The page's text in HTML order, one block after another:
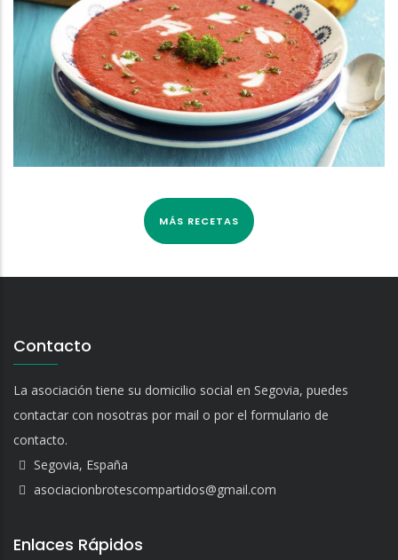
MÁS RECETAS
Contacto
La asociación tiene su domicilio social en Segovia, puedes
contactar con nosotras por mail o por el formulario de
contacto.
Segovia, España
asociacionbrotescompartidos@gmail.com
Enlaces Rápidos